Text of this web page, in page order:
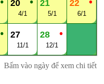
20
4/1
21
5/1
22
6/1
● 27
11/1
●
28
12/1
Bấm vào ngày để xem chi tiết